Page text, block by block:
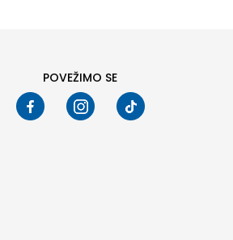
POVEŽIMO SE